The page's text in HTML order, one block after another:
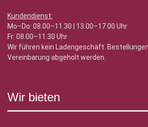
Kundendienst:
Mo–Do: 08.00–11.30 | 13.00–17.00 Uhr
Fr: 08.00–11.30 Uhr
Wir führen kein Ladengeschäft.
Vereinbarung abgeholt werden.
Wir bieten